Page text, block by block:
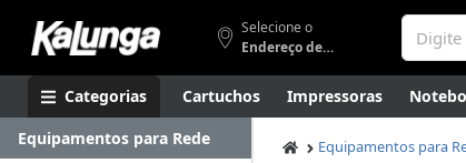
Selecione o
Endereço de entrega
Categorias Cartuchos Impressoras
Apresentação Smartphones Artes Gamers
Equipamentos para Rede Equipamentos para